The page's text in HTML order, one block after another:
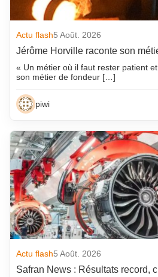
Actu flash5 Août. 2026
Jérôme Horville raconte son
« Un métier où il faut rester patient
son métier de fondeur […]
piwi
Actu flash5 Août. 2026
Safran News : Résultats record,